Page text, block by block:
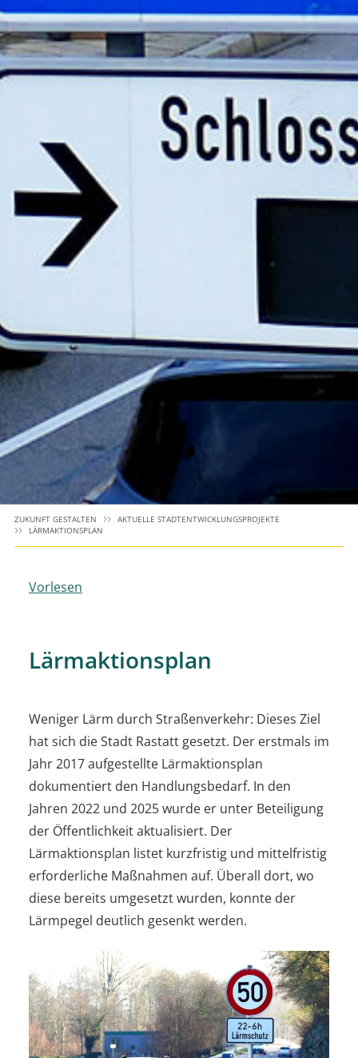
ZUKUNFT GESTALTEN
AKTUELLE STADTENTWICKLUNGSPROJEKTE
LÄRMAKTIONSPLAN
Vorlesen
Lärmaktionsplan
Weniger Lärm durch Straßenverkehr: Dieses Ziel
hat sich die Stadt Rastatt gesetzt. Der erstmals im
Jahr 2017 aufgestellte Lärmaktionsplan
dokumentiert den Handlungsbedarf. In den
Jahren 2022 und 2025 wurde er unter Beteiligung
der Öffentlichkeit aktualisiert. Der
Lärmaktionsplan listet kurzfristig und mittelfristig
erforderliche Maßnahmen auf. Überall dort, wo
diese bereits umgesetzt wurden, konnte der
Lärmpegel deutlich gesenkt werden.